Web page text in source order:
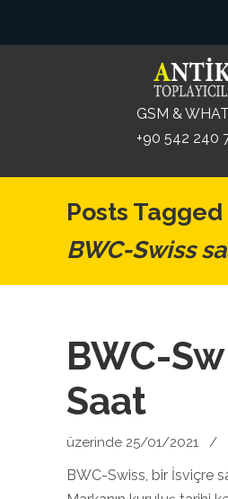
GSM &
+90 542 240
Posts Tagged
BWC-Swiss
BWC-
Saat
üzerinde 25/01/2021 /
BWC-Swiss, bir İsviçre